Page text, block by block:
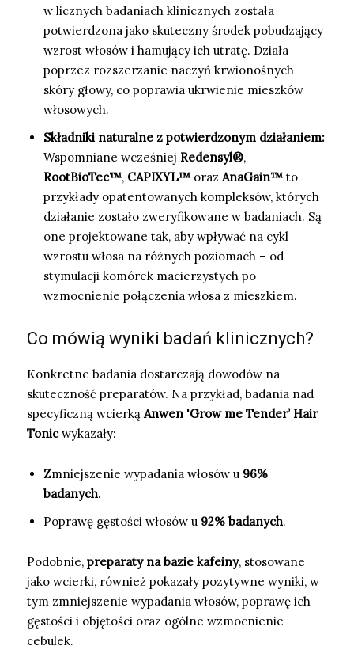
w licznych badaniach klinicznych została
potwierdzona jako skuteczny środek pobudzający
wzrost włosów i hamujący ich utratę. Działa
poprzez rozszerzanie naczyń krwionośnych
skóry głowy, co poprawia ukrwienie mieszków
włosowych.
Składniki naturalne z potwierdzonym działaniem:
Wspomniane wcześniej Redensyl®,
RootBioTec™, CAPIXYL™ orazAnaGain™ to
przykłady opatentowanych kompleksów, których
działanie zostało zweryfikowane w badaniach. Są
one projektowane tak, aby wpływać na cykl
wzrostu włosa na różnych poziomach – od
stymulacji komórek macierzystych po
wzmocnienie połączenia włosa z mieszkiem.
Co mówią wyniki badań klinicznych?
Konkretne badania dostarczają dowodów na
skuteczność preparatów. Na przykład, badania nad
specyficzną wcierkąAnwen 'Grow me Tender’ Hair
Tonicwykazały:
Zmniejszenie wypadania włosów u 96%
badanych.
Poprawę gęstości włosów u 92% badanych.
Podobnie, preparaty na bazie kafeiny, stosowane
jako wcierki, również pokazały pozytywne wyniki, w
tym zmniejszenie wypadania włosów, poprawę ich
gęstości i objętości oraz ogólne wzmocnienie
cebulek.